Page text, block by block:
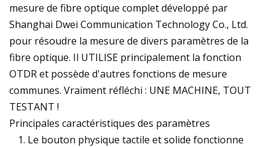
mesure de fibre optique complet développé par
Shanghai Dwei Communication Technology Co., Ltd.
pour résoudre la mesure de divers paramètres de la
fibre optique. Il UTILISE principalement la fonction
OTDR et possède d'autres fonctions de mesure
communes. Vraiment réfléchi : UNE MACHINE, TOUT
TESTANT !
Principales caractéristiques des paramètres
Le bouton physique tactile et solide fonctionne